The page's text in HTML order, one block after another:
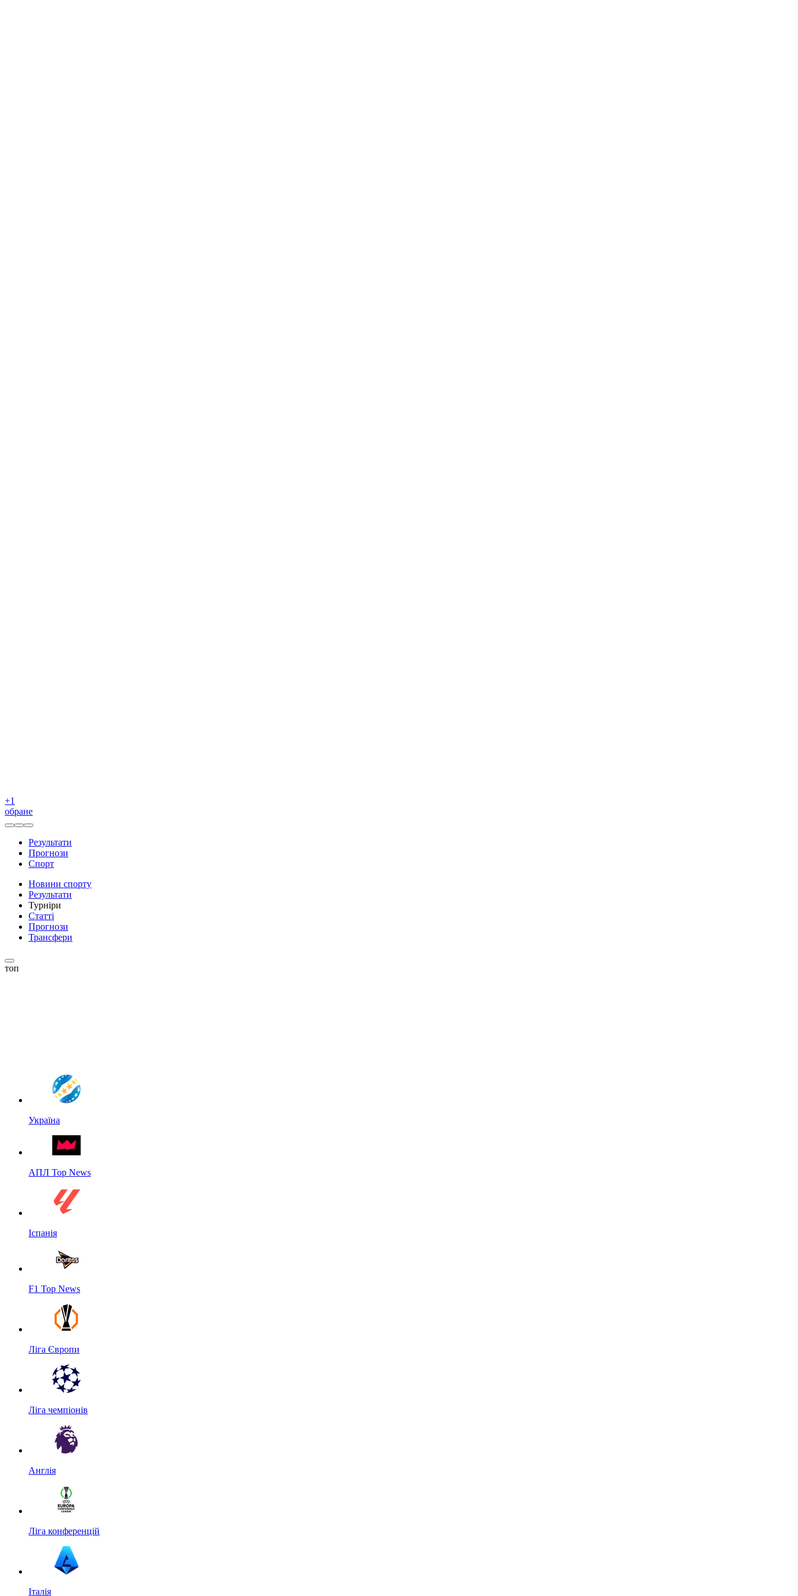
+1
обране
Результати
Прогнози
Спорт
Новини спорту
Результати
Турніри
Статті
Прогнози
Трансфери
топ
Україна
АПЛ Top News
Іспанія
F1 Top News
Ліга Європи
Ліга чемпіонів
Англія
Ліга конференцій
Італія